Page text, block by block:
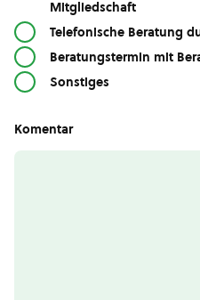
Mitgliedschaft
Telefonische Beratung
Beratungstermin mit
Sonstiges
Komentar